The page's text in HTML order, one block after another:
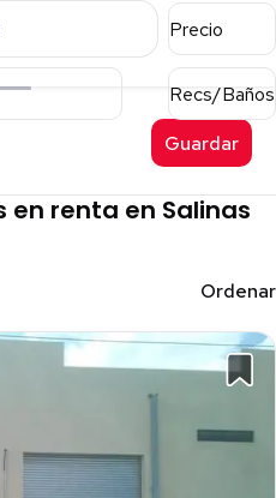
Precio
Recs/Baños
Guardar
renta en Salinas
Ordenar